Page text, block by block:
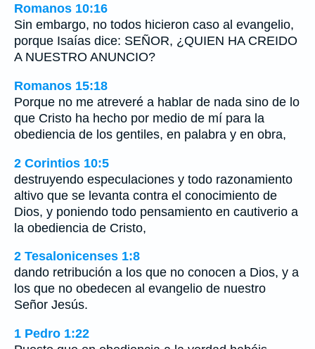
Romanos 10:16
Sin embargo, no todos hicieron caso al evangelio,
porque Isaías dice: SEÑOR, ¿QUIEN HA CREIDO
A NUESTRO ANUNCIO?
Romanos 15:18
Porque no me atreveré a hablar de nada sino de lo
que Cristo ha hecho por medio de mí para la
obediencia de los gentiles, en palabra y en obra,
2 Corintios 10:5
destruyendo especulaciones y todo razonamiento
altivo que se levanta contra el conocimiento de
Dios, y poniendo todo pensamiento en cautiverio a
la obediencia de Cristo,
2 Tesalonicenses 1:8
dando retribución a los que no conocen a Dios, y a
los que no obedecen al evangelio de nuestro
Señor Jesús.
1 Pedro 1:22